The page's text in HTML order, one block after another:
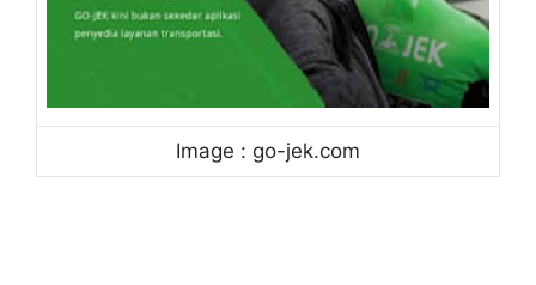
Image : go-jek.com